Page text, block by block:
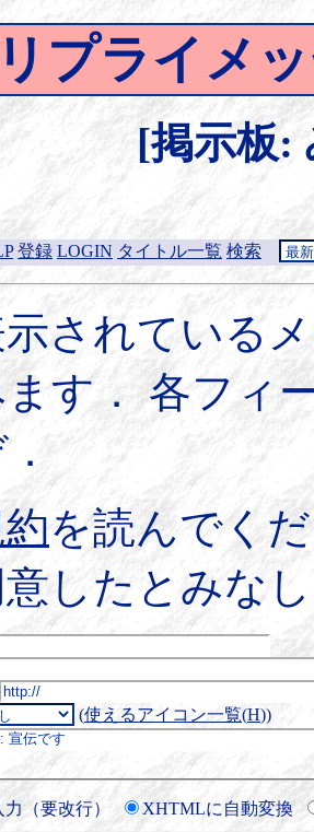
リプライメ
[掲示板:
登録 LOGIN タイトル一覧 検索
されている
す． 各フィ
を読んでく
したとみな
(使えるアイコン一覧(H))
（要改行）
XHTMLに自動変換